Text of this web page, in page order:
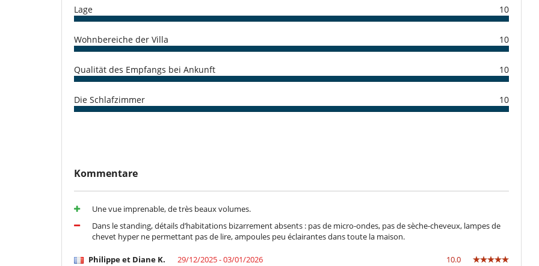
Fernsehraum
Klimaanlage nur in den Zimmern
Kombiniertes Ess- und Wohnzimmer
Lesezimmer
Direkter Zugang zum Meer
Kinder willkommen
Unterhaltung, Wohlbefinden & Sport
Außen-Swimmingpool
Beheizter Außen-Swimmingpool
Internetzugang (Wifi)
Lage 10
Wohnbereiche der Villa 10
Qualität des Empfangs bei Ankunft 10
Die Schlafzimmer 10
Kommentare
Une vue imprenable, de très beaux volumes.
Dans le standing, détails d’habitations bizarrement absents : pas de micro-ondes, pas de sèche-cheveux, lampes de
chevet hyper ne permettant pas de lire, ampoules peu éclairantes dans toute la maison.
Philippe et Diane K. 29/12/2025 - 03/01/2026 10.0